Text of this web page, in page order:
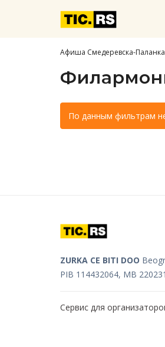
Афиша Смедеревска-Паланка
По данным фильтрам
ZURKA CE BITI DOO
PIB 114432064, MB
Сервис для